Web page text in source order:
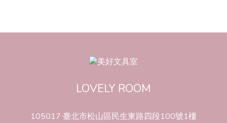
LOVELY ROOM
105017 臺北市松山區民生東路四段100號1樓